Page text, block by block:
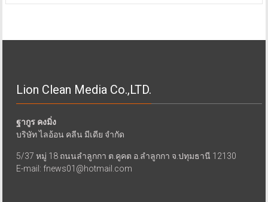
Lion Clean Media Co.,LTD.
ฐากูร คงมิ่ง
บริษัท ไลอ้อน คลีน มีเดีย จำกัด
5/37 หมู่ 18 ถนนลำลูกกา ต.คูคต อ.ลำลูกกา จ.ปทุมธานี 12130
E-mail: fnews01@hotmail.com